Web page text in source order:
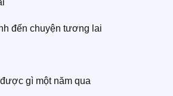
đến chuyện tương lai
gì một năm qua